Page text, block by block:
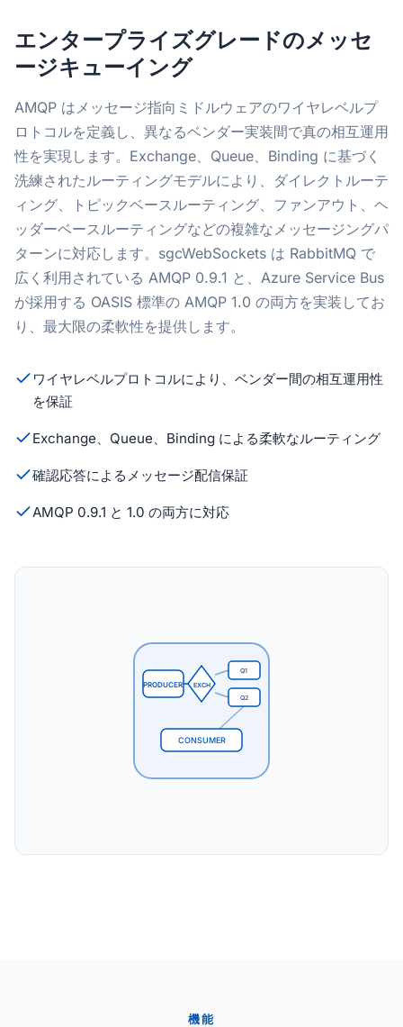
エンタープライズグレードのメッセ
ージキューイング
AMQP はメッセージ指向ミドルウェアのワイヤレベルプ
ロトコルを定義し、異なるベンダー実装間で真の相互運用
性を実現します。Exchange、Queue、Binding に基づく
洗練されたルーティングモデルにより、ダイレクトルーテ
ィング、トピックベースルーティング、ファンアウト、ヘ
ッダーベースルーティングなどの複雑なメッセージングパ
ターンに対応します。sgcWebSockets は RabbitMQ で
広く利用されている AMQP 0.9.1 と、Azure Service Bus
が採用する OASIS 標準の AMQP 1.0 の両方を実装してお
り、最大限の柔軟性を提供します。
ワイヤレベルプロトコルにより、ベンダー間の相互運用性
を保証
Exchange、Queue、Binding による柔軟なルーティング
確認応答によるメッセージ配信保証
AMQP 0.9.1 と 1.0 の両方に対応
PRODUCER EXCH
Q1
Q2
CONSUMER
機能